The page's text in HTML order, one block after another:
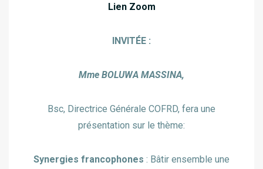
Lien Zoom
INVITÉE :
Mme BOLUWA MASSINA,
Bsc, Directrice Générale COFRD, fera une
présentation sur le thème:
Synergies francophones : Bâtir ensemble une